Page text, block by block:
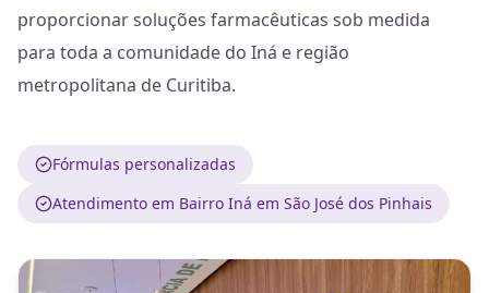
proporcionar soluções farmacêuticas sob medida
para toda a comunidade do Iná e região
metropolitana de Curitiba.
Fórmulas personalizadas
Atendimento em Bairro Iná em São José dos Pinhais